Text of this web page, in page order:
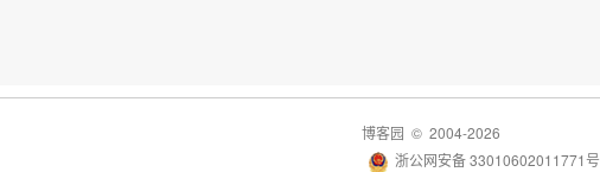
博客园 © 2004-2026
浙公网安备 33010602011771号